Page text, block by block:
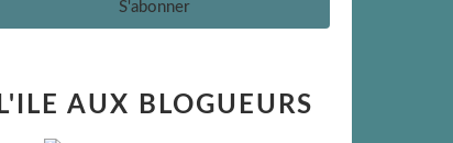
L'ILE AUX BLOGUEURS